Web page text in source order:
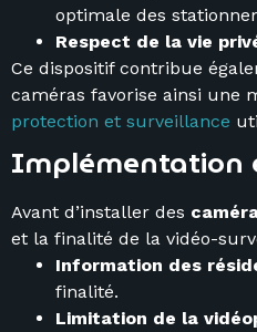
optimale des
Respect de la vie
Ce dispositif contribue
caméras favorise ainsi une
protection et surveillance
Implémentation
Avant d’installer des
et la finalité de la vidéo-
Information des
finalité.
Limitation de la